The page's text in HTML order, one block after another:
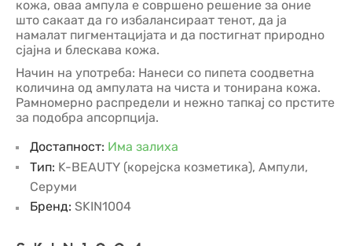
кожа, оваа ампула е совршено решение за оние
што сакаат да го избалансираат тенот, да ја
намалат пигментацијата и да постигнат природно
сјајна и блескава кожа.
Начин на употреба: Нанеси со пипета соодветна
количина од ампулата на чиста и тонирана кожа.
Рамномерно распредели и нежно тапкај со прстите
за подобра апсорпција.
Достапност: Има залиха
Тип: K-BEAUTY (корејска козметика), Ампули,
Серуми
Бренд: SKIN1004